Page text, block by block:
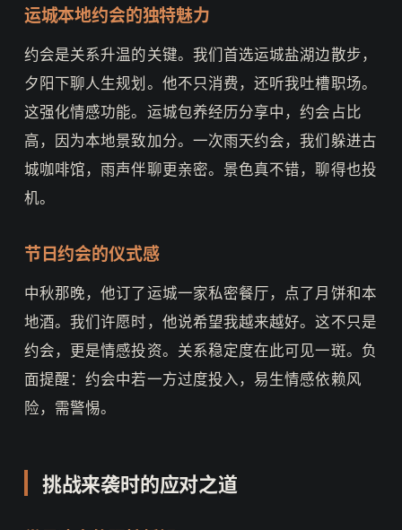
运城本地约会的独特魅力
约会是关系升温的关键。我们首选运城盐湖边散步，
夕阳下聊人生规划。他不只消费，还听我吐槽职场。
这强化情感功能。运城包养经历分享中，约会占比
高，因为本地景致加分。一次雨天约会，我们躲进古
城咖啡馆，雨声伴聊更亲密。景色真不错，聊得也投
机。
节日约会的仪式感
中秋那晚，他订了运城一家私密餐厅，点了月饼和本
地酒。我们许愿时，他说希望我越来越好。这不只是
约会，更是情感投资。关系稳定度在此可见一斑。负
面提醒：约会中若一方过度投入，易生情感依赖风
险，需警惕。
挑战来袭时的应对之道